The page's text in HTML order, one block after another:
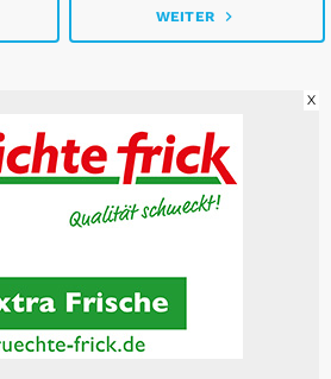
WEITER navigate_next
X